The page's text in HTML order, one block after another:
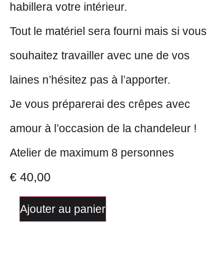
habillera votre intérieur.
Tout le matériel sera fourni mais si vous
souhaitez travailler avec une de vos
laines n’hésitez pas à l’apporter.
Je vous préparerai des crêpes avec
amour à l’occasion de la chandeleur !
Atelier de maximum 8 personnes
€ 40,00
Ajouter au panier